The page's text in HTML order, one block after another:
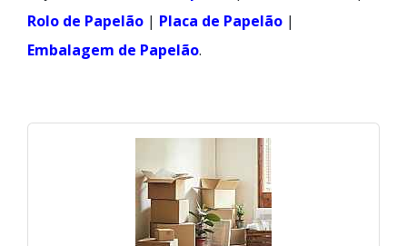
Rolo de Papelão | Placa de Papelão |
Embalagem de Papelão.